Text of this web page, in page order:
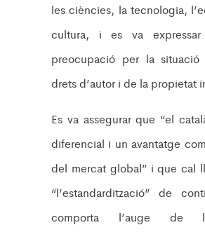
les ciències, la tecnologia,
cultura, i es va
preocupació per la
drets d’autor i de la propietat
Es va assegurar que “el
diferencial i un avantatge
del mercat global” i que cal
“l’estandardització” de
comporta l’auge de